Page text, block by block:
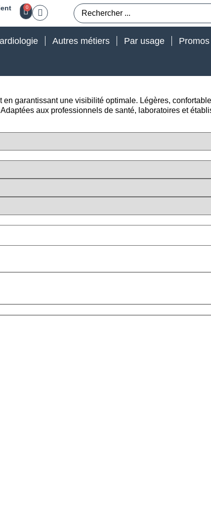
0
Autres métiers Par usage Promos
garantissant une visibilité optimale. Légères,
aux professionnels de santé, laboratoires et